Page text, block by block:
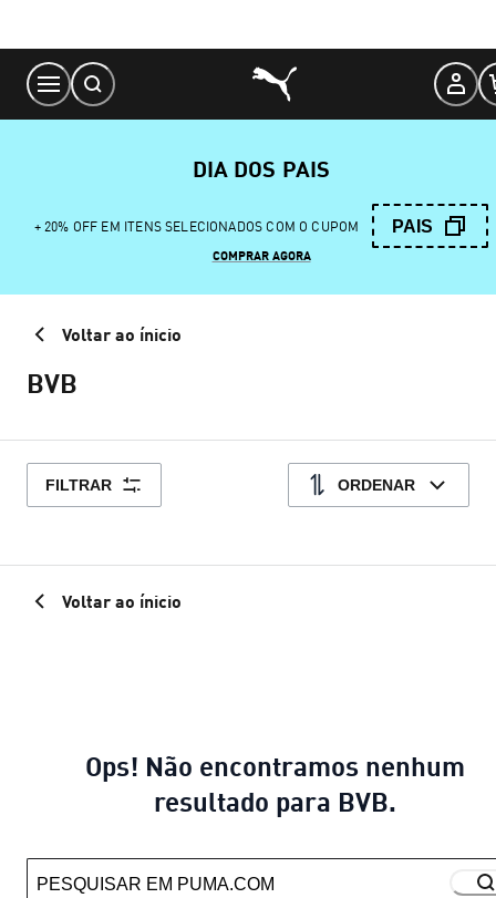
Content
DIA DOS PAIS
+ 20% OFF EM ITENS SELECIONADOS COM O CUPOM PAIS
COMPRAR AGORA
Voltar ao ínicio
BVB
FILTRAR ORDENAR
Voltar ao ínicio
Ops! Não encontramos nenhum
resultado para BVB.